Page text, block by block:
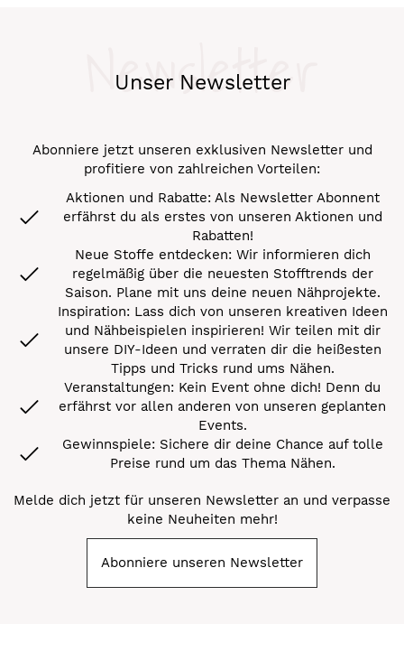
Unser Newsletter
Newsletter
Abonniere jetzt unseren exklusiven Newsletter und
profitiere von zahlreichen Vorteilen:
Aktionen und Rabatte: Als Newsletter Abonnent
erfährst du als erstes von unseren Aktionen und
Rabatten!
Neue Stoffe entdecken: Wir informieren dich
regelmäßig über die neuesten Stofftrends der
Saison. Plane mit uns deine neuen Nähprojekte.
Inspiration: Lass dich von unseren kreativen Ideen
und Nähbeispielen inspirieren! Wir teilen mit dir
unsere DIY-Ideen und verraten dir die heißesten
Tipps und Tricks rund ums Nähen.
Veranstaltungen: Kein Event ohne dich! Denn du
erfährst vor allen anderen von unseren geplanten
Events.
Gewinnspiele: Sichere dir deine Chance auf tolle
Preise rund um das Thema Nähen.
Melde dich jetzt für unseren Newsletter an und verpasse
keine Neuheiten mehr!
Abonniere unseren Newsletter